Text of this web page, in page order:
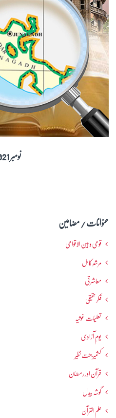
نومبر 2021
عنوانات / مضامین
قومی و بین الاقوامی
مرشدِ کامل
معاشرتی
فکرحقیقی
تعلیمات غوثیہ
یومِ آزادی
کشمیرجنت نظیر
قرآن اور رمضان
گوشہ بیدل
علم القرآن